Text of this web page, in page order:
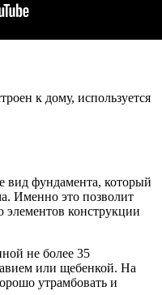
к дому, используется
вид фундамента, который
Именно это позволит
конструкции
не более 35
или щебенкой. На
утрамбовать и